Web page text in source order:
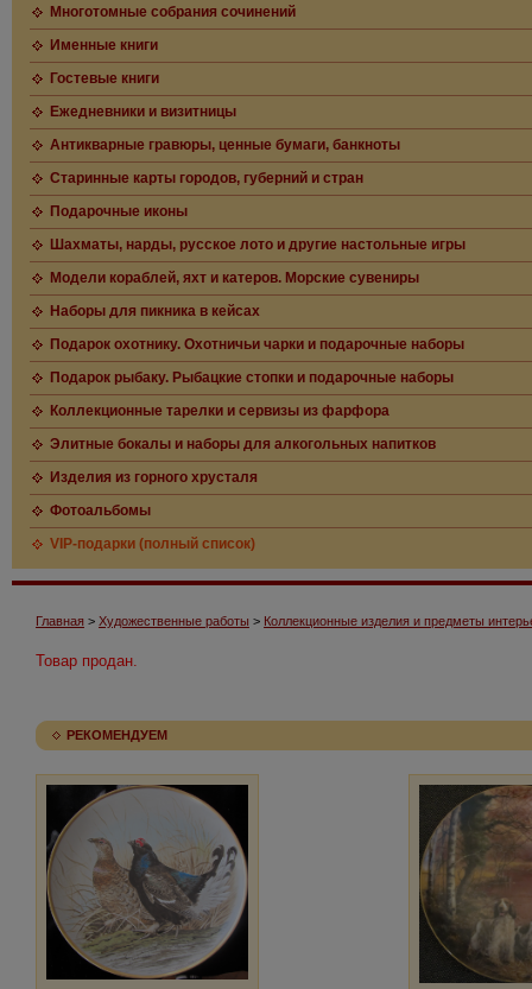
Многотомные собрания сочинений
Именные книги
Гостевые книги
Ежедневники и визитницы
Антикварные гравюры, ценные бумаги, банкноты
Старинные карты городов, губерний и стран
Подарочные иконы
Шахматы, нарды, русское лото и другие настольные игры
Модели кораблей, яхт и катеров. Морские сувениры
Наборы для пикника в кейсах
Подарок охотнику. Охотничьи чарки и подарочные наборы
Подарок рыбаку. Рыбацкие стопки и подарочные наборы
Коллекционные тарелки и сервизы из фарфора
Элитные бокалы и наборы для алкогольных напитков
Изделия из горного хрусталя
Фотоальбомы
VIP-подарки (полный список)
Главная > Художественные работы > Коллекционные изделия и предметы
Товар продан.
РЕКОМЕНДУЕМ